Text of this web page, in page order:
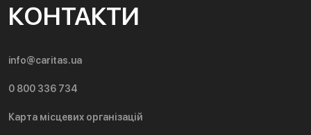
КОНТАКТИ
info@caritas.ua
0 800 336 734
Карта місцевих організацій